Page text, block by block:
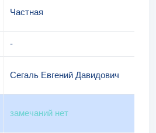
Частная
-
Сегаль Евгений Давидович
замечаний нет